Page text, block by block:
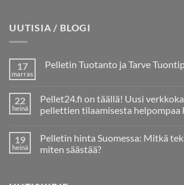
UUTISIA / BLOGI
17
marras
Pelletin Tuotanto ja Tarve
Pelletin
Tuotanto
ja
Suomessa
22
heinä
Pellet24.fi on täällä! Uusi
pellettien tilaamisesta helpompaa
artikkeliin
Pellet24.fi
on
19
heinä
Pelletin hinta Suomessa: Mitkä
miten säästää?